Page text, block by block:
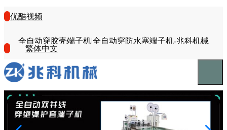
优酷视频
全自动穿胶壳端子机|全自动穿防水塞端子机-兆科机械
繁体中文